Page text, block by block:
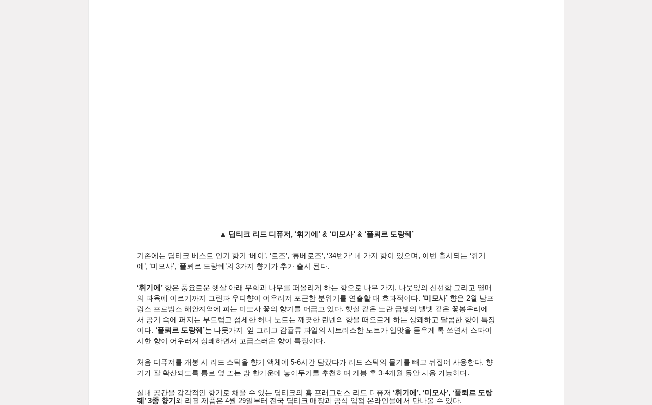
▲ 딥티크 리드 디퓨저, ‘휘기에’ & ‘미모사’ & ‘플뢰르 도랑줴’
기존에는 딥티크 베스트 인기 향기 ‘베이’, ‘로즈’, ‘튜베로즈’, ‘34번가’ 네 가지 향이 있으며, 이번 출시되는 ‘휘기
에’, ‘미모사’, ‘플뢰르 도랑줴’의 3가지 향기가 추가 출시 된다.
‘휘기에’ 향은 풍요로운 햇살 아래 무화과 나무를 떠올리게 하는 향으로 나무 가지, 나뭇잎의 신선함 그리고 열매
의 과육에 이르기까지 그린과 우디향이 어우러져 포근한 분위기를 연출할 때 효과적이다. ‘미모사’ 향은 2월 남프
랑스 프로방스 해안지역에 피는 미모사 꽃의 향기를 머금고 있다. 햇살 같은 노란 금빛의 벨벳 같은 꽃봉우리에
서 공기 속에 퍼지는 부드럽고 섬세한 허니 노트는 깨끗한 린넨의 향을 떠오르게 하는 상쾌하고 달콤한 향이 특징
이다. ‘플뢰르 도랑줴’는 나뭇가지, 잎 그리고 감귤류 과일의 시트러스한 노트가 입맛을 돋우게 톡 쏘면서 스파이
시한 향이 어우러져 상쾌하면서 고급스러운 향이 특징이다.
처음 디퓨저를 개봉 시 리드 스틱을 향기 액체에 5-6시간 담갔다가 리드 스틱의 물기를 빼고 뒤집어 사용한다. 향
기가 잘 확산되도록 통로 옆 또는 방 한가운데 놓아두기를 추천하며 개봉 후 3-4개월 동안 사용 가능하다.
실내 공간을 감각적인 향기로 채울 수 있는 딥티크의 홈 프래그런스 리드 디퓨저 ‘휘기에’, ‘미모사’, ‘플뢰르 도랑
줴’ 3종 향기와 리필 제품은 4월 29일부터 전국 딥티크 매장과 공식 입점 온라인몰에서 만나볼 수 있다.